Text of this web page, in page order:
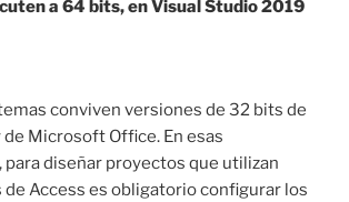
a 64 bits, en Visual Studio 2019
conviven versiones de 32 bits de
Microsoft Office. En esas
diseñar proyectos que utilizan
de Access es obligatorio configurar los